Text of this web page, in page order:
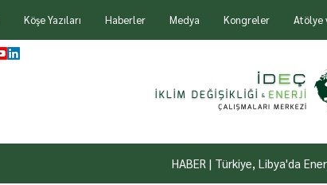
Köşe Yazıları Haberler Medya Kongreler Atölye
HABER | Türkiye, Libya'da